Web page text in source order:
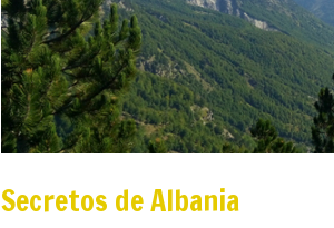
Secretos de Albania